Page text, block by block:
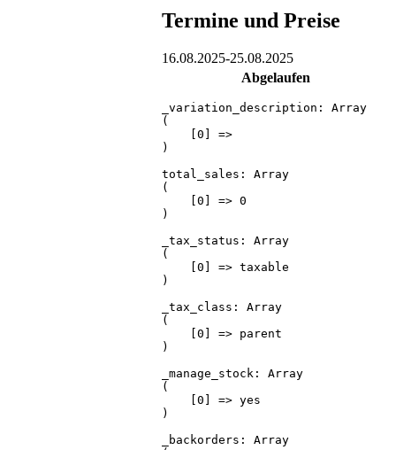
Termine und Preise
16.08.2025-25.08.2025
Abgelaufen
_variation_description: Array
(
    [0] =>
)
total_sales: Array
(
    [0] => 0
)
_tax_status: Array
(
    [0] => taxable
)
_tax_class: Array
(
    [0] => parent
)
_manage_stock: Array
(
    [0] => yes
)
_backorders: Array